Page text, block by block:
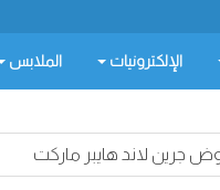
الإلكترونيات الملابس
جرين لاند هايبر ماركت